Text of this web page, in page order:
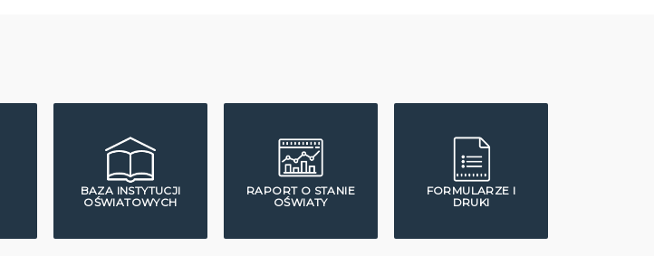
BAZA INSTYTUCJI
OŚWIATOWYCH
RAPORT O STANIE
OŚWIATY
FORMULARZE I
DRUKI